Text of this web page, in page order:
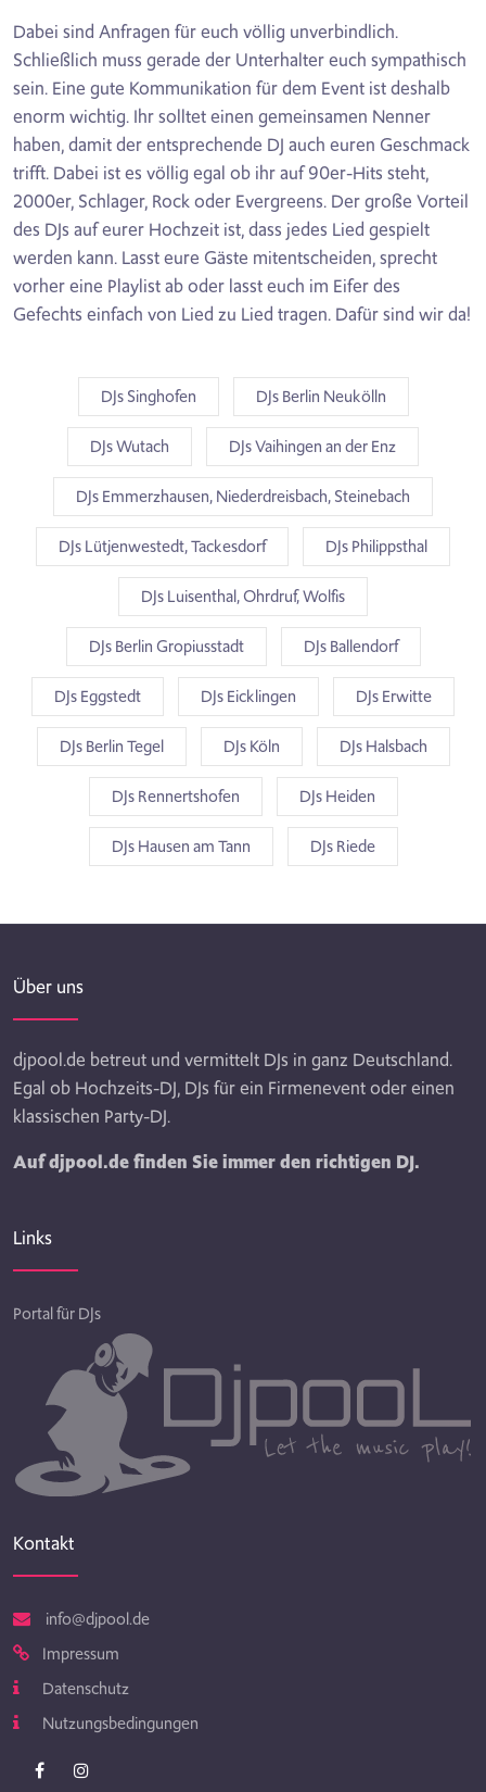
Dabei sind Anfragen für euch völlig unverbindlich.
Schließlich muss gerade der Unterhalter euch sympathisch
sein. Eine gute Kommunikation für dem Event ist deshalb
enorm wichtig. Ihr solltet einen gemeinsamen Nenner
haben, damit der entsprechende DJ auch euren Geschmack
trifft. Dabei ist es völlig egal ob ihr auf 90er-Hits steht,
2000er, Schlager, Rock oder Evergreens. Der große Vorteil
des DJs auf eurer Hochzeit ist, dass jedes Lied gespielt
werden kann. Lasst eure Gäste mitentscheiden, sprecht
vorher eine Playlist ab oder lasst euch im Eifer des
Gefechts einfach von Lied zu Lied tragen. Dafür sind wir da!
DJs Singhofen DJs Berlin Neukölln
DJs Wutach DJs Vaihingen an der Enz
DJs Emmerzhausen, Niederdreisbach, Steinebach
DJs Lütjenwestedt, Tackesdorf DJs Philippsthal
DJs Luisenthal, Ohrdruf, Wolfis
DJs Berlin Gropiusstadt DJs Ballendorf
DJs Eggstedt DJs Eicklingen DJs Erwitte
DJs Berlin Tegel DJs Köln DJs Halsbach
DJs Rennertshofen DJs Heiden
DJs Hausen am Tann DJs Riede
Über uns
djpool.de betreut und vermittelt DJs in ganz Deutschland.
Egal ob Hochzeits-DJ, DJs für ein Firmenevent oder einen
klassischen Party-DJ.
Auf djpool.de finden Sie immer den richtigen DJ.
Links
Portal für DJs
Kontakt
info@djpool.de
Impressum
Datenschutz
Nutzungsbedingungen